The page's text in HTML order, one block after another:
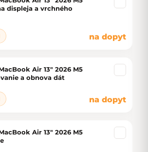
displeja a vrchného
na dopyt
Air 13" 2026 M5
a obnova dát
na dopyt
Air 13" 2026 M5